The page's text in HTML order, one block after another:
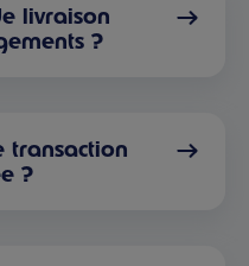
livraison
?
transaction
?